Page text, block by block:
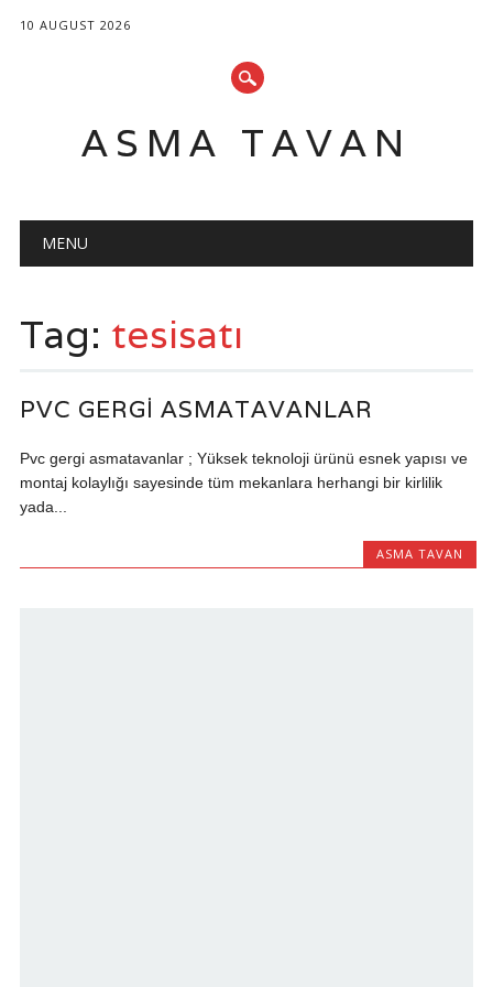
10 AUGUST 2026
ASMA TAVAN
Main menu
MENU
Tag: tesisatı
PVC GERGI ASMATAVANLAR
Pvc gergi asmatavanlar ; Yüksek teknoloji ürünü esnek yapısı ve
montaj kolaylığı sayesinde tüm mekanlara herhangi bir kirlilik
yada...
ASMA TAVAN